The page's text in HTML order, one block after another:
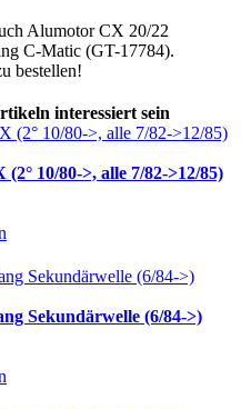
Alumotor CX 20/22
C-Matic (GT-17784).
bestellen!
interessiert sein
10/80->, alle 7/82->12/85)
Sekundärwelle (6/84->)